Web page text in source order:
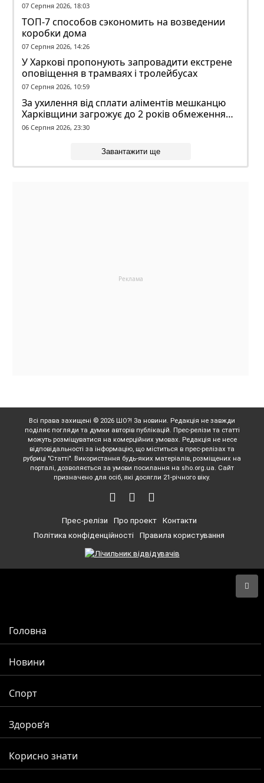
07 Серпня 2026, 18:03
ТОП-7 способов сэкономить на возведении
коробки дома
07 Серпня 2026, 14:26
У Харкові пропонують запровадити екстрене
оповіщення в трамваях і тролейбусах
07 Серпня 2026, 10:59
За ухилення від сплати аліментів мешканцю
Харківщини загрожує до 2 років обмеження
волі
06 Серпня 2026, 23:30
Завантажити ще
Всі права захищені © 2026 ШО?! За новини. Редакція не завжди
поділяє погляди та думки авторів публікацій. Прес-релізи та статті
можуть розміщуватися на комерційних умовах. Редакція не несе
відповідальності за інформацію, що міститься в прес-релізах та
рубриці "Статті". Використання будь-яких матеріалів, розміщених на
порталі, дозволяється за умови посилання на sho.org.ua. Сайт
призначено для осіб, які досягли 21-річного віку.
Прес-релізи Про проект
Контакти
Політика конфіденційності
Правила користування
Головна
Новини
Спорт
Здоров’я
Корисно знати